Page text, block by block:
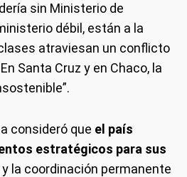
sin Ministerio de
débil, están a la
atraviesan un conflicto
Santa Cruz y en Chaco, la
consideró que el país
estratégicos para sus
y la coordinación permanente